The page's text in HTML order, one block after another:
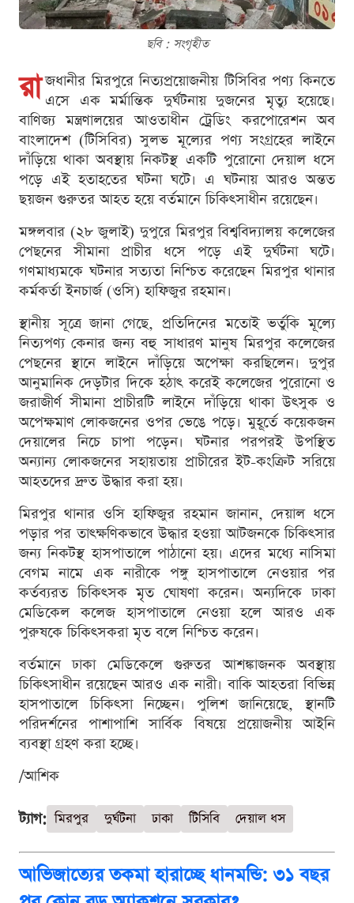
ছবি : সংগৃহীত
রা জধানীর মিরপুরে নিত্যপ্রয়োজনীয় টিসিবির পণ্য কিনতে
এসে এক মর্মান্তিক দুর্ঘটনায় দুজনের মৃত্যু হয়েছে।
বাণিজ্য মন্ত্রণালয়ের আওতাধীন ট্রেডিং করপোরেশন অব
বাংলাদেশ (টিসিবির) সুলভ মূল্যের পণ্য সংগ্রহের লাইনে
দাঁড়িয়ে থাকা অবস্থায় নিকটস্থ একটি পুরোনো দেয়াল ধসে
পড়ে এই হতাহতের ঘটনা ঘটে। এ ঘটনায় আরও অন্তত
ছয়জন গুরুতর আহত হয়ে বর্তমানে চিকিৎসাধীন রয়েছেন।
মঙ্গলবার (২৮ জুলাই) দুপুরে মিরপুর বিশ্ববিদ্যালয় কলেজের
পেছনের সীমানা প্রাচীর ধসে পড়ে এই দুর্ঘটনা ঘটে।
গণমাধ্যমকে ঘটনার সত্যতা নিশ্চিত করেছেন মিরপুর থানার
কর্মকর্তা ইনচার্জ (ওসি) হাফিজুর রহমান।
স্থানীয় সূত্রে জানা গেছে, প্রতিদিনের মতোই ভর্তুকি মূল্যে
নিত্যপণ্য কেনার জন্য বহু সাধারণ মানুষ মিরপুর কলেজের
পেছনের স্থানে লাইনে দাঁড়িয়ে অপেক্ষা করছিলেন। দুপুর
আনুমানিক দেড়টার দিকে হঠাৎ করেই কলেজের পুরোনো ও
জরাজীর্ণ সীমানা প্রাচীরটি লাইনে দাঁড়িয়ে থাকা উৎসুক ও
অপেক্ষমাণ লোকজনের ওপর ভেঙে পড়ে। মুহূর্তে কয়েকজন
দেয়ালের নিচে চাপা পড়েন। ঘটনার পরপরই উপস্থিত
অন্যান্য লোকজনের সহায়তায় প্রাচীরের ইট-কংক্রিট সরিয়ে
আহতদের দ্রুত উদ্ধার করা হয়।
মিরপুর থানার ওসি হাফিজুর রহমান জানান, দেয়াল ধসে
পড়ার পর তাৎক্ষণিকভাবে উদ্ধার হওয়া আটজনকে চিকিৎসার
জন্য নিকটস্থ হাসপাতালে পাঠানো হয়। এদের মধ্যে নাসিমা
বেগম নামে এক নারীকে পঙ্গু হাসপাতালে নেওয়ার পর
কর্তব্যরত চিকিৎসক মৃত ঘোষণা করেন। অন্যদিকে ঢাকা
মেডিকেল কলেজ হাসপাতালে নেওয়া হলে আরও এক
পুরুষকে চিকিৎসকরা মৃত বলে নিশ্চিত করেন।
বর্তমানে ঢাকা মেডিকেলে গুরুতর আশঙ্কাজনক অবস্থায়
চিকিৎসাধীন রয়েছেন আরও এক নারী। বাকি আহতরা বিভিন্ন
হাসপাতালে চিকিৎসা নিচ্ছেন। পুলিশ জানিয়েছে, স্থানটি
পরিদর্শনের পাশাপাশি সার্বিক বিষয়ে প্রয়োজনীয় আইনি
ব্যবস্থা গ্রহণ করা হচ্ছে।
/আশিক
ট্যাগ: মিরপুর দুর্ঘটনা ঢাকা টিসিবি দেয়াল ধস
আভিজাত্যের তকমা হারাচ্ছে ধানমন্ডি: ৩১ বছর